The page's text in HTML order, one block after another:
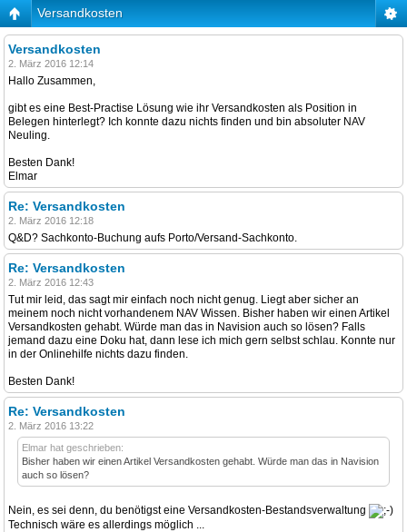
Versandkosten
Versandkosten
2. März 2016 12:14
Hallo Zusammen,
gibt es eine Best-Practise Lösung wie ihr Versandkosten als Position in
Belegen hinterlegt? Ich konnte dazu nichts finden und bin absoluter NAV
Neuling.
Besten Dank!
Elmar
Re: Versandkosten
2. März 2016 12:18
Q&D? Sachkonto-Buchung aufs Porto/Versand-Sachkonto.
Re: Versandkosten
2. März 2016 12:43
Tut mir leid, das sagt mir einfach noch nicht genug. Liegt aber sicher an
meinem noch nicht vorhandenem NAV Wissen. Bisher haben wir einen Artikel
Versandkosten gehabt. Würde man das in Navision auch so lösen? Falls
jemand dazu eine Doku hat, dann lese ich mich gern selbst schlau. Konnte nur
in der Onlinehilfe nichts dazu finden.
Besten Dank!
Re: Versandkosten
2. März 2016 13:22
Elmar hat geschrieben:
Bisher haben wir einen Artikel Versandkosten gehabt. Würde man das in Navision
auch so lösen?
Nein, es sei denn, du benötigst eine Versandkosten-Bestandsverwaltung
Technisch wäre es allerdings möglich ...